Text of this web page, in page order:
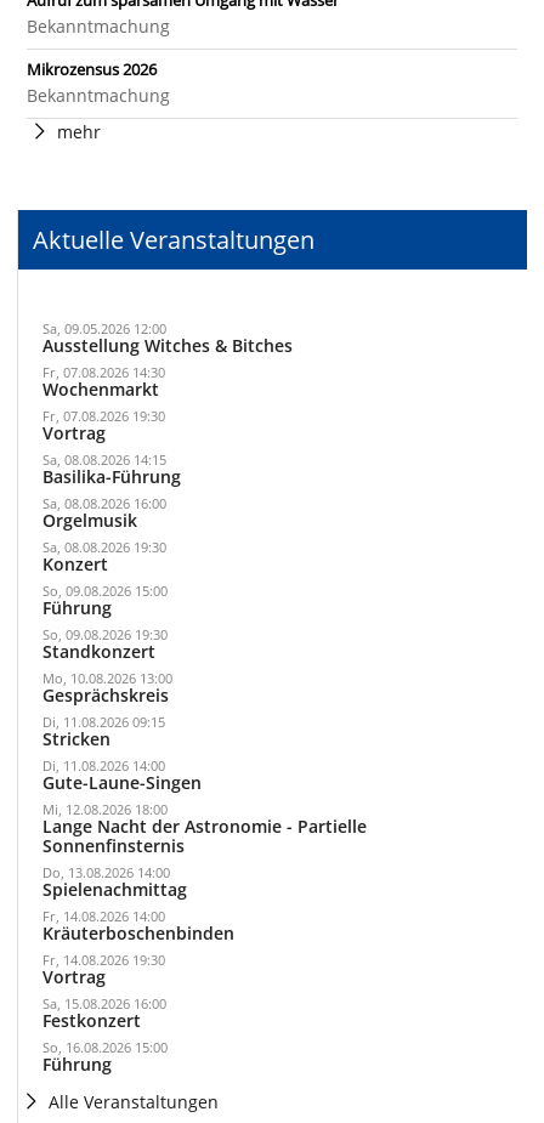
Bekanntmachung
Mikrozensus 2026
Bekanntmachung
mehr
Aktuelle Veranstaltungen
Alle Veranstaltungen